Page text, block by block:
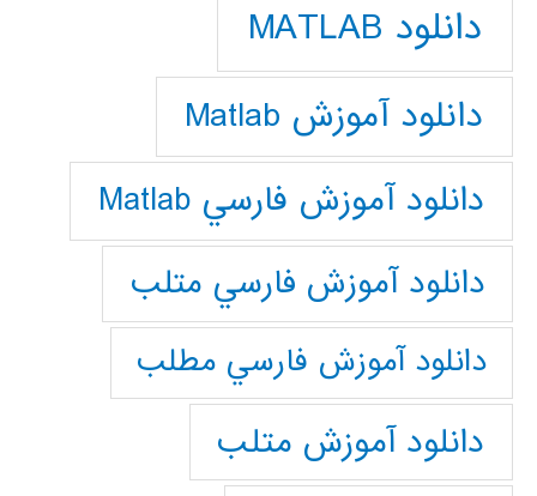
دانلود MATLAB
دانلود آموزش Matlab
دانلود آموزش فارسي Matlab
دانلود آموزش فارسي متلب
دانلود آموزش فارسي مطلب
دانلود آموزش متلب